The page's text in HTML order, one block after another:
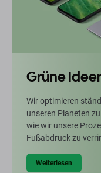
Grüne
Wir optimieren
unseren Planeten
wie wir unsere
Fußabdruck zu
Weiterlesen